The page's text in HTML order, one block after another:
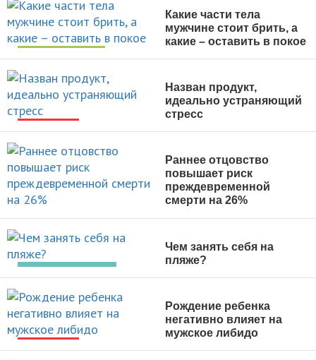
УХОД ЗА СОБОЙ
Какие части тела
мужчине стоит брить, а
какие – оставить в покое
НОВОСТИ
Назван продукт,
идеально устраняющий
стресс
НОВОСТИ
Раннее отцовство
повышает риск
преждевременной
смерти на 26%
Чем занять себя на
пляже?
НОВОСТИ
Рождение ребенка
негативно влияет на
мужское либидо